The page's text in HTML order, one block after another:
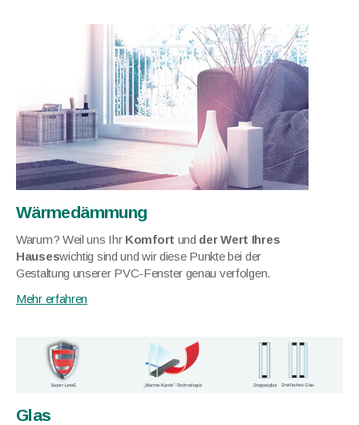
Wärmedämmung
Warum? Weil uns Ihr Komfort und der Wert Ihres
Hauseswichtig sind und wir diese Punkte bei der
Gestaltung unserer PVC-Fenster genau verfolgen.
Mehr erfahren
Glas